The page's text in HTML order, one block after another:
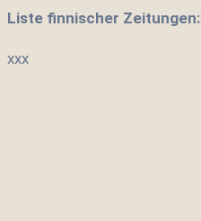
Liste finnischer Zeitungen:
xxx